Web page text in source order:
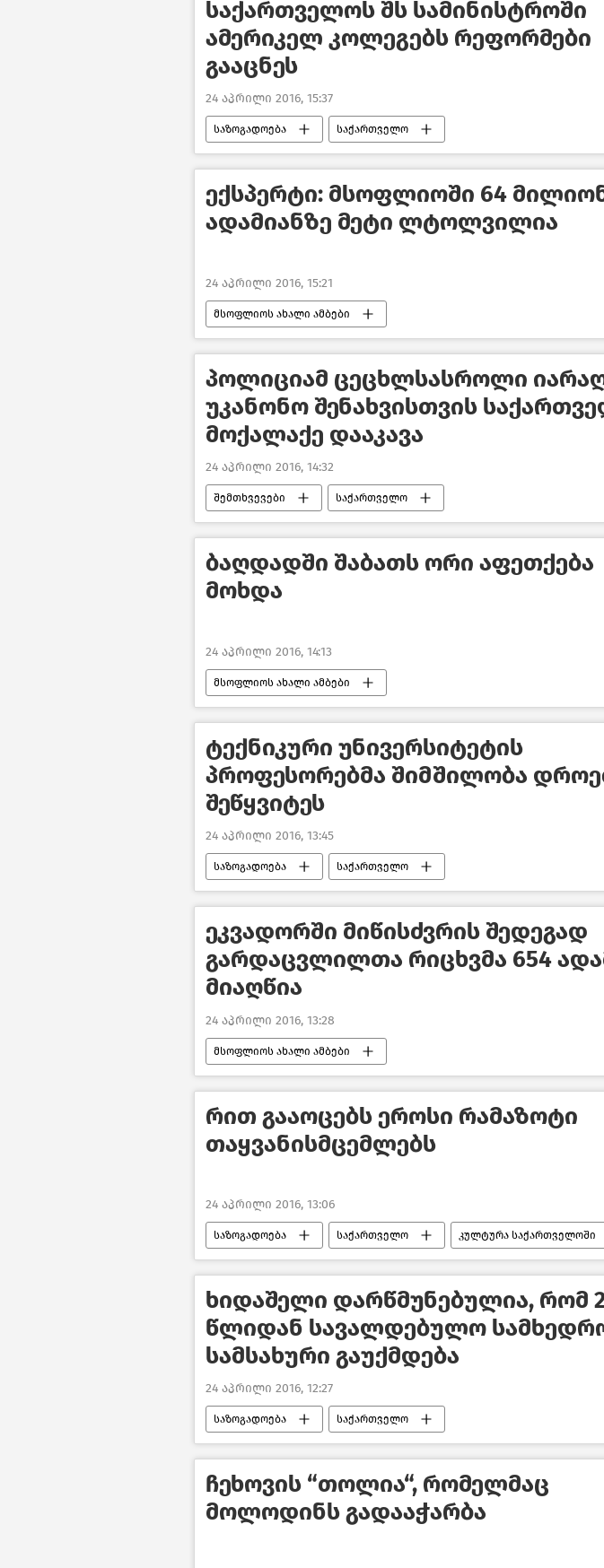
საქართველოს შს სამინისტროში
ამერიკელ კოლეგებს რეფორმები
გააცნეს
24 აპრილი 2016, 15:37
საზოგადოება საქართველო
ექსპერტი: მსოფლიოში 64
ადამიანზე მეტი ლტოლვილია
24 აპრილი 2016, 15:21
მსოფლიოს ახალი ამბები
პოლიციამ ცეცხლსასროლი
უკანონო შენახვისთვის
მოქალაქე დააკავა
24 აპრილი 2016, 14:32
შემთხვევები საქართველო
ბაღდადში შაბათს ორი აფეთქება
მოხდა
24 აპრილი 2016, 14:13
მსოფლიოს ახალი ამბები
ტექნიკური უნივერსიტეტის
პროფესორებმა შიმშილობა
შეწყვიტეს
24 აპრილი 2016, 13:45
საზოგადოება საქართველო
ეკვადორში მიწისძვრის შედეგად
გარდაცვლილთა რიცხვმა 654
მიაღწია
24 აპრილი 2016, 13:28
მსოფლიოს ახალი ამბები
რით გააოცებს ეროსი რამაზოტი
თაყვანისმცემლებს
24 აპრილი 2016, 13:06
საზოგადოება საქართველო კულტურა საქართველოში
ხიდაშელი დარწმუნებულია, რომ
წლიდან სავალდებულო
სამსახური გაუქმდება
24 აპრილი 2016, 12:27
საზოგადოება საქართველო
ჩეხოვის “თოლია“, რომელმაც
მოლოდინს გადააჭარბა